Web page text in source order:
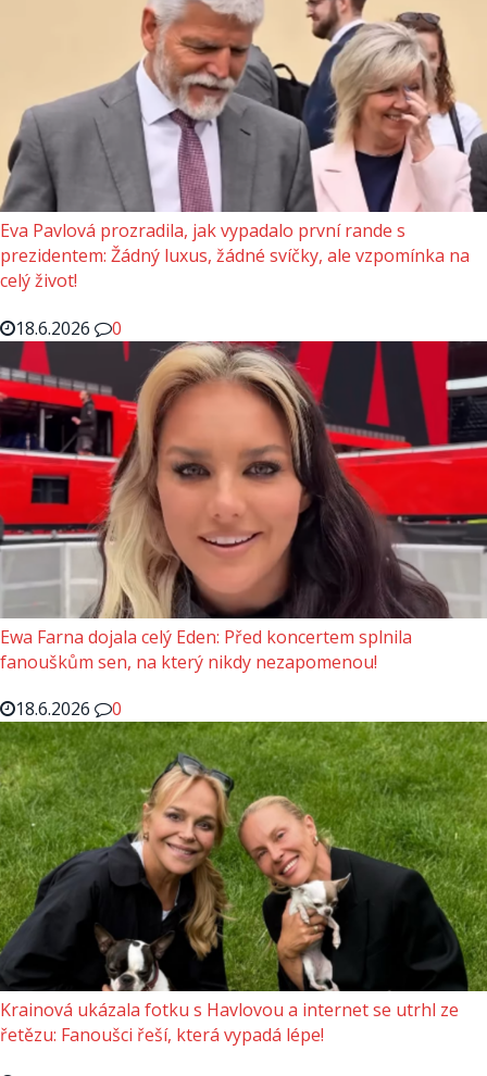
Eva Pavlová prozradila, jak vypadalo první rande s
prezidentem: Žádný luxus, žádné svíčky, ale vzpomínka na
celý život!
18.6.2026
0
Ewa Farna dojala celý Eden: Před koncertem splnila
fanouškům sen, na který nikdy nezapomenou!
18.6.2026
0
Krainová ukázala fotku s Havlovou a internet se utrhl ze
řetězu: Fanoušci řeší, která vypadá lépe!